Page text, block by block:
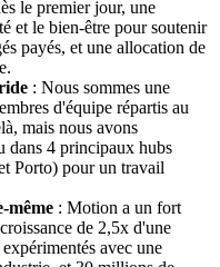
le premier jour, une
et le bien-être pour soutenir
payés, et une allocation de
: Nous sommes une
d'équipe répartis au
mais nous avons
dans 4 principaux hubs
Porto) pour un travail
même : Motion a un fort
de 2,5x d'une
avec une